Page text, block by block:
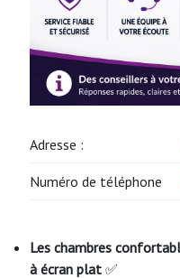
Adresse :
Numéro de téléphone
Les chambres
à écran plat ✅